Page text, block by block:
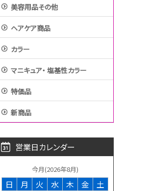
美容用品その他
ヘアケア商品
カラー
マニキュア・ 塩基性カラー
特価品
新商品
営業日カレンダー
今月(2026年8月)
日 月 火 水 木 金
土